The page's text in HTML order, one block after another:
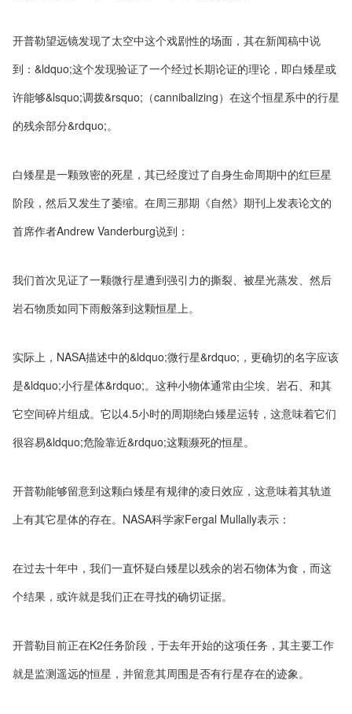
开普勒望远镜发现了太空中这个戏剧性的场面，其在新闻稿中说
到：&ldquo;这个发现验证了一个经过长期论证的理论，即白矮星或
许能够&lsquo;调拨&rsquo;（cannibalizing）在这个恒星系中的行星
的残余部分&rdquo;。
白矮星是一颗致密的死星，其已经度过了自身生命周期中的红巨星
阶段，然后又发生了萎缩。在周三那期《自然》期刊上发表论文的
首席作者Andrew Vanderburg说到：
我们首次见证了一颗微行星遭到强引力的撕裂、被星光蒸发、然后
岩石物质如同下雨般落到这颗恒星上。
实际上，NASA描述中的&ldquo;微行星&rdquo;，更确切的名字应该
是&ldquo;小行星体&rdquo;。这种小物体通常由尘埃、岩石、和其
它空间碎片组成。它以4.5小时的周期绕白矮星运转，这意味着它们
很容易&ldquo;危险靠近&rdquo;这颗濒死的恒星。
开普勒能够留意到这颗白矮星有规律的凌日效应，这意味着其轨道
上有其它星体的存在。NASA科学家Fergal Mullally表示：
在过去十年中，我们一直怀疑白矮星以残余的岩石物体为食，而这
个结果，或许就是我们正在寻找的确切证据。
开普勒目前正在K2任务阶段，于去年开始的这项任务，其主要工作
就是监测遥远的恒星，并留意其周围是否有行星存在的迹象。